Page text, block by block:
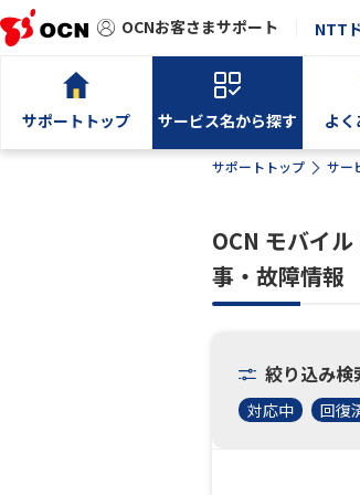
OCNお客さまサポート NTT
サポートトップ サービス名から探す よ
サポートトップ サー
OCN モバイ
事・故障情報
絞り込み検
対応中
回復